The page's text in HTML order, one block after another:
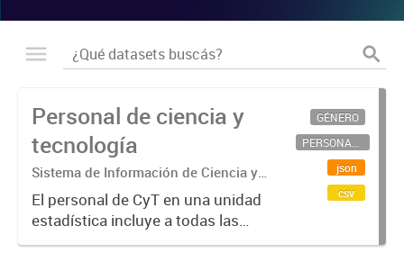
Personal de ciencia y
tecnología
Sistema de Información de Ciencia y
Tecnología Argentino (SICYTAR)
El personal de CyT en una unidad
estadística incluye a todas las
personas involucradas
GÉNERO
PERSONAL CIENTÍFICO-TECNOLÓGICO
json
csv